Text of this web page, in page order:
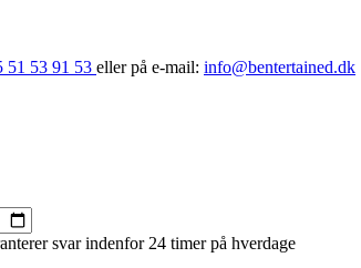
51 53 91 53 eller på e-mail: info@bentertained.dk
svar indenfor 24 timer på hverdage